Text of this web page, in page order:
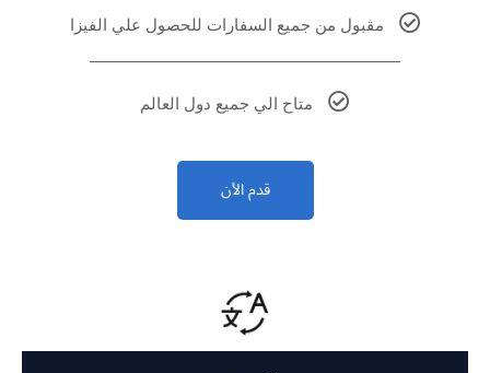
مقبول من جميع السفارات للحصول علي الفيزا
متاح الي جميع دول العالم
قدم الأن